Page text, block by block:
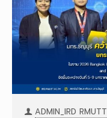
ADMIN_IRD RMUTT